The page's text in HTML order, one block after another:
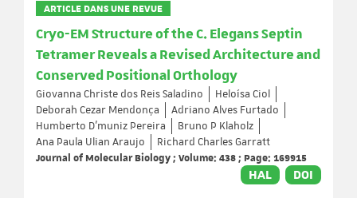
ARTICLE DANS UNE REVUE
Cryo-EM Structure of the C. Elegans Septin
Tetramer Reveals a Revised Architecture and
Conserved Positional Orthology
Giovanna Christe dos Reis Saladino
Heloísa Ciol
Deborah Cezar Mendonça
Adriano Alves Furtado
Humberto D’muniz Pereira
Bruno P Klaholz
Ana Paula Ulian Araujo
Richard Charles Garratt
Journal of Molecular Biology ; Volume: 438 ; Page: 169915
HAL DOI